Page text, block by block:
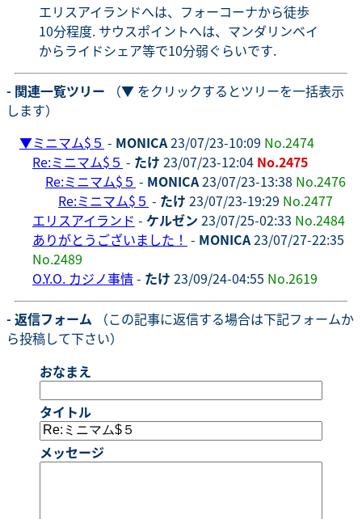
エリスアイランドへは、フォーコーナから徒歩
10分程度. サウスポイントへは、マンダリンベイ
からライドシェア等で10分弱ぐらいです.
- 関連一覧ツリー （▼ をクリックするとツリーを一括表示
します）
▼ミニマム$５ - MONICA23/07/23-10:09 No.2474
Re:ミニマム$５ - たけ 23/07/23-12:04 No.2475
Re:ミニマム$５ - MONICA23/07/23-13:38 No.2476
Re:ミニマム$５ - たけ 23/07/23-19:29 No.2477
エリスアイランド - ケルゼン 23/07/25-02:33 No.2484
ありがとうございました！ - MONICA23/07/27-22:35
No.2489
O.Y.O. カジノ事情- たけ 23/09/24-04:55 No.2619
- 返信フォーム （この記事に返信する場合は下記フォームか
ら投稿して下さい）
おなまえ
タイトル
メッセージ